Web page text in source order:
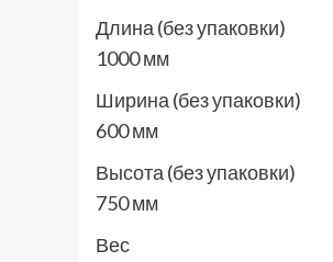
Длина (без упаковки)
1000 мм
Ширина (без упаковки)
600 мм
Высота (без упаковки)
750 мм
Вес